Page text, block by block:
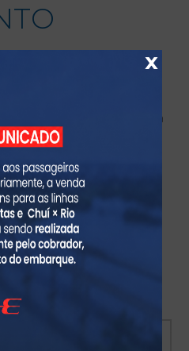
x
ou servidor da FURG, a
e te leva em segurança para
e turnos em que você
e viaje sem